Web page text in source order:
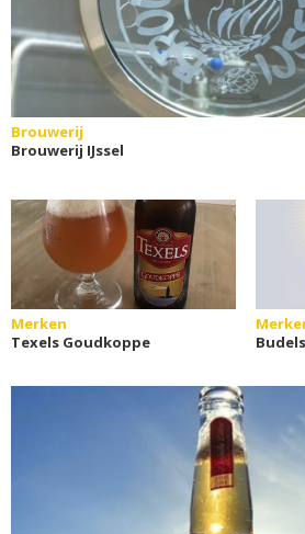
Brouwerij
Brouwerij IJssel
Merken
Texels Goudkoppe